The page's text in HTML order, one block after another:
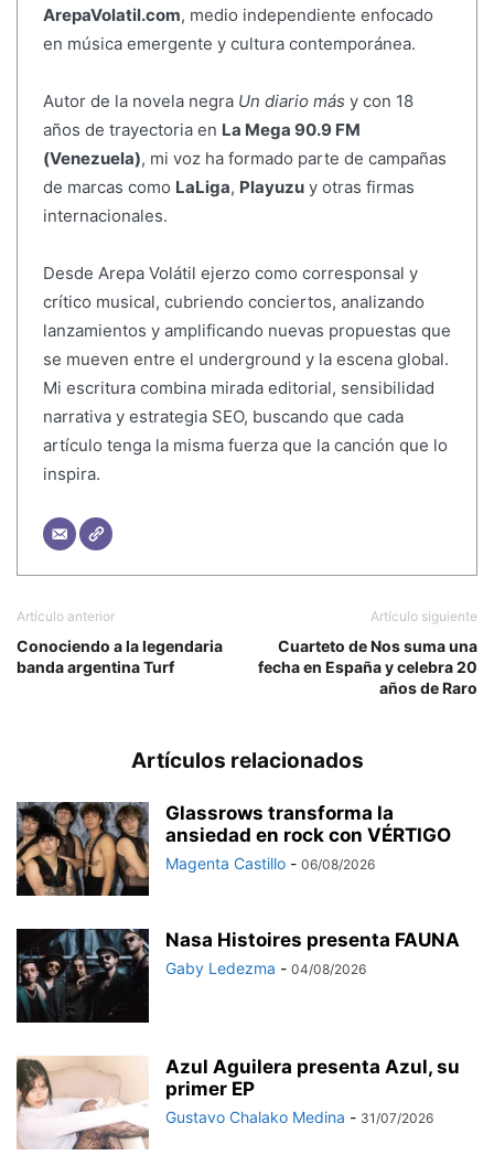
ArepaVolatil.com, medio independiente enfocado
en música emergente y cultura contemporánea.
Autor de la novela negra Un diario más y con 18
años de trayectoria en La Mega 90.9 FM
(Venezuela), mi voz ha formado parte de campañas
de marcas como LaLiga, Playuzuy otras firmas
internacionales.
Desde Arepa Volátil ejerzo como corresponsal y
crítico musical, cubriendo conciertos, analizando
lanzamientos y amplificando nuevas propuestas que
se mueven entre el underground y la escena global.
Mi escritura combina mirada editorial, sensibilidad
narrativa y estrategia SEO, buscando que cada
artículo tenga la misma fuerza que la canción que lo
inspira.
Artículo anterior
Conociendo a la legendaria
banda argentina Turf
Artículo siguiente
Cuarteto de Nos suma una
fecha en España y celebra 20
años de Raro
Artículos relacionados
Glassrows transforma la
ansiedad en rock con VÉRTIGO
Magenta Castillo - 06/08/2026
Nasa Histoires presenta FAUNA
Gaby Ledezma - 04/08/2026
Azul Aguilera presenta Azul, su
primer EP
Gustavo Chalako Medina - 31/07/2026